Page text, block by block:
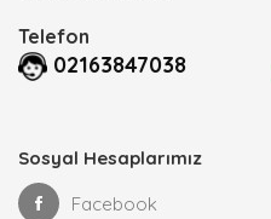
Telefon
02163847038
Sosyal Hesaplarımız
Facebook